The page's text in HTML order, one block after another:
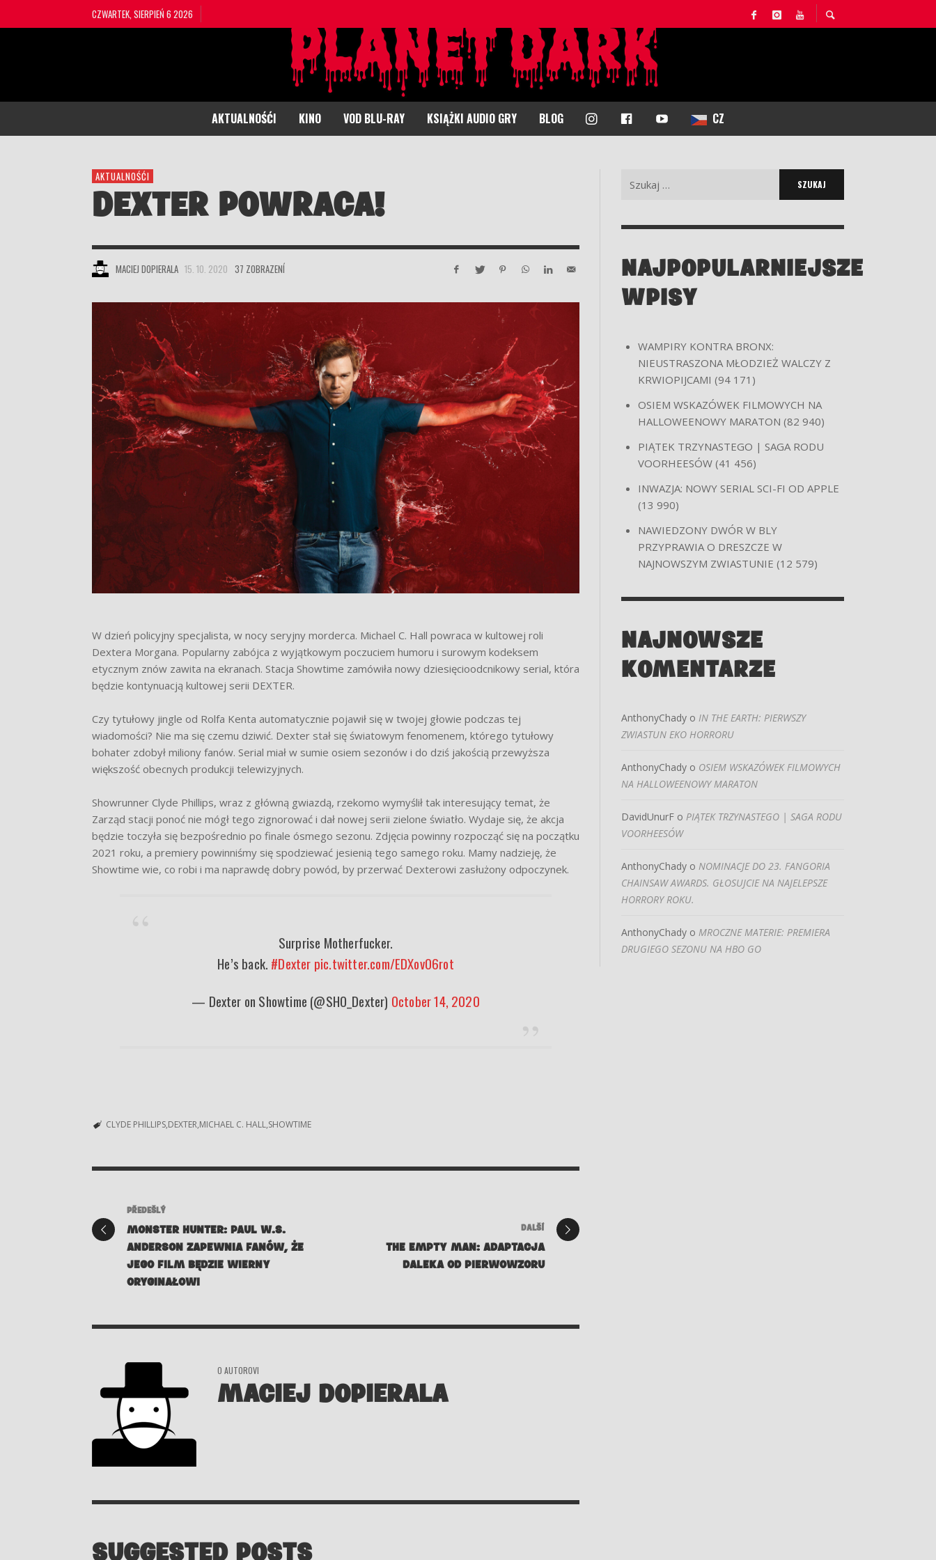
CZWARTEK, SIERPIEŃ 6 2026
AKTUALNOŚĆI KINO VOD BLU-RAY KSIĄŻKI AUDIO GRY BLOG
I
N
A
B
K
O
U
CZ
AKTUALNOŚĆI
DEXTER POWRACA!
MACIEJ DOPIERALA 15. 10. 2020 37 ZOBRAZENÍ
W dzień policyjny specjalista, w nocy seryjny morderca. Michael C. Hall powraca w kultowej roli
Dextera Morgana. Popularny zabójca z wyjątkowym poczuciem humoru i surowym kodeksem
etycznym znów zawita na ekranach. Stacja Showtime zamówiła nowy dziesięcioodcnikowy serial, która
będzie kontynuacją kultowej serii DEXTER.
Czy tytułowy jingle od Rolfa Kenta automatycznie pojawił się w twojej głowie podczas tej
wiadomości? Nie ma się czemu dziwić. Dexter stał się światowym fenomenem, którego tytułowy
bohater zdobył miliony fanów. Serial miał w sumie osiem sezonów i do dziś jakością przewyższa
większość obecnych produkcji telewizyjnych.
Showrunner Clyde Phillips, wraz z główną gwiazdą, rzekomo wymyślił tak interesujący temat, że
Zarząd stacji ponoć nie mógł tego zignorować i dał nowej serii zielone światło. Wydaje się, że akcja
będzie toczyła się bezpośrednio po finale ósmego sezonu. Zdjęcia powinny rozpocząć się na początku
2021 roku, a premiery powinniśmy się spodziewać jesienią tego samego roku. Mamy nadzieję, że
Showtime wie, co robi i ma naprawdę dobry powód, by przerwać Dexterowi zasłużony odpoczynek.
Surprise Motherfucker.
He’s back. #Dexter pic.twitter.com/EDXov06rot
— Dexter on Showtime (@SHO_Dexter) October 14, 2020
CLYDE PHILLIPS DEXTER MICHAEL C. HALL SHOWTIME
PŘEDEŠLÝ
MONSTER HUNTER: PAUL W.S.
ANDERSON ZAPEWNIA FANÓW, ŻE
JEGO FILM BĘDZIE WIERNY
ORYGINAŁOWI
DALŠÍ
THE EMPTY MAN: ADAPTACJA
DALEKA OD PIERWOWZORU
O AUTOROVI
MACIEJ DOPIERALA
SUGGESTED POSTS
Search
NAJPOPULARNIEJSZE
WPISY
WAMPIRY KONTRA BRONX:
NIEUSTRASZONA MŁODZIEŻ WALCZY Z
KRWIOPIJCAMI (94 171)
OSIEM WSKAZÓWEK FILMOWYCH NA
HALLOWEENOWY MARATON (82 940)
PIĄTEK TRZYNASTEGO | SAGA RODU
VOORHEESÓW (41 456)
INWAZJA: NOWY SERIAL SCI-FI OD APPLE
(13 990)
NAWIEDZONY DWÓR W BLY
PRZYPRAWIA O DRESZCZE W
NAJNOWSZYM ZWIASTUNIE (12 579)
NAJNOWSZE
KOMENTARZE
AnthonyChady o IN THE EARTH: PIERWSZY
ZWIASTUN EKO HORRORU
AnthonyChady o OSIEM WSKAZÓWEK FILMOWYCH
NA HALLOWEENOWY MARATON
DavidUnurF o PIĄTEK TRZYNASTEGO | SAGA RODU
VOORHEESÓW
AnthonyChady o NOMINACJE DO 23. FANGORIA
CHAINSAW AWARDS. GŁOSUJCIE NA NAJELEPSZE
HORRORY ROKU.
AnthonyChady o MROCZNE MATERIE: PREMIERA
DRUGIEGO SEZONU NA HBO GO